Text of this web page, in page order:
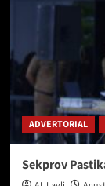
ADVERTORIAL
Sekprov